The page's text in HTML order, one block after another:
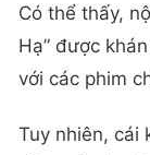
Có thể thấy,
Hạ” được
với các phim
Tuy nhiên, cái